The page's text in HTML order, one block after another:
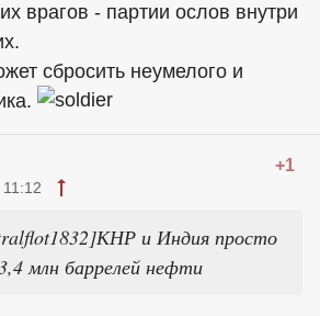
врагов - партии ослов внутри
сбросить неумелого и
+1
и Индия просто
млн баррелей нефти